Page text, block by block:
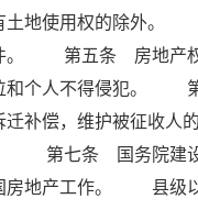
有土地使用权的除外
件。 第五条 房地产
位和个人不得侵犯。
补偿，维护被征收人
。 第七条 国务院建
房地产工作。 县级以